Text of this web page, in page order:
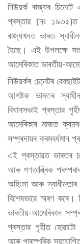
নিউয়ৰ্ক ৰাজ্যৰ
প্ৰস্তাৱ (নং
ৰাজ্যখনত ভাৰত
হৈছে। এই উপলক্ষে
আমেৰিকাত ভাৰতীয়-
নিউয়ৰ্কৰ চেনেটৰ
আগষ্টক ভাৰতৰ
বিধানসভাই প্ৰস্তাৱ
আমেৰিকাৰ মাজত
সম্প্ৰদায়ৰ ক্ৰমবৰ্ধমান
এই প্ৰস্তাৱত ভাৰতৰ
আৰু গণতান্ত্ৰিক
অহিংসা আৰু স্বাধীনতাৰ
বিশেষভাৱে স্মৰণ
ভাৰতীয়-আমেৰিকান
প্ৰস্তাৱ গৃহীত
আৰু পাৰস্পৰিক